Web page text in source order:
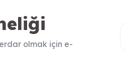
olmak için e-